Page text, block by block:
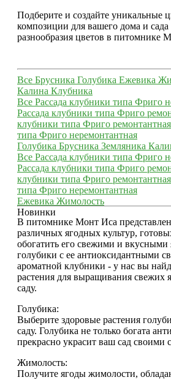
Подберите и создайте уникальные
композиции для вашего дома и
разнообразия цветов в питомнике
Все Брусника Голубика Ежевика
Калина Клубника
Все Рассада клубники типа Фриго
Рассада клубники типа Фриго
клубники типа Фриго ремонтантная
типа Фриго неремонтантная
Голубика Брусника Земляника
Все Рассада клубники типа Фриго
Рассада клубники типа Фриго
клубники типа Фриго ремонтантная
типа Фриго неремонтантная
Ежевика Жимолость
Новинки
В питомнике Монт Иса
различных ягодных культур,
обогатить его свежими и
голубики с ее антиоксидантными
ароматной клубники - у нас вы
растения для выращивания свежих
саду.
Голубика:
Выберите здоровые растения
саду. Голубика не только богата
прекрасно украсит ваш сад
Жимолость:
Получите ягоды жимолости,